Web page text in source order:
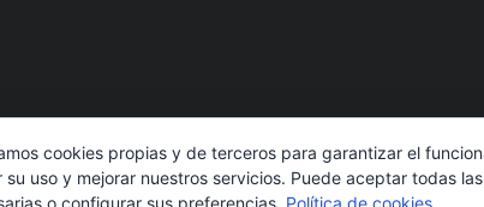
cookies propias y de terceros para garantizar el
su uso y mejorar nuestros servicios. Puede aceptar todas
o configurar sus preferencias. Política de cookies